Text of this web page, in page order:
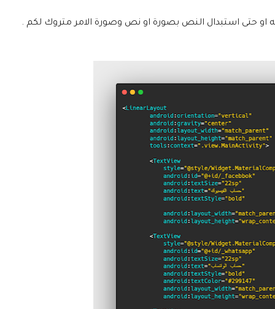
حتى استبدال النص بصورة او نص وصورة الامر متروك لكم .